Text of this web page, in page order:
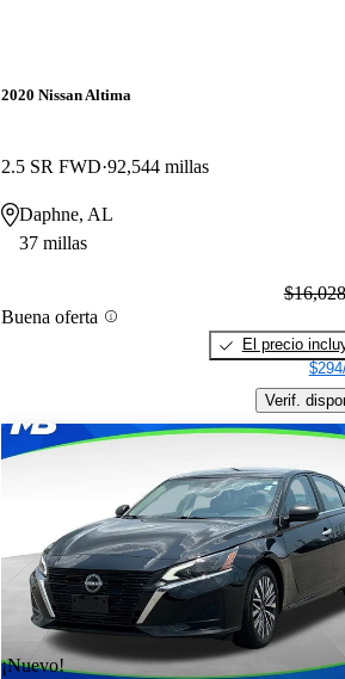
2020 Nissan Altima
2.5 SR FWD 92,544 millas
Daphne, AL
37 millas
Buena oferta
$16,028
El precio
Verif.
¡Nuevo!